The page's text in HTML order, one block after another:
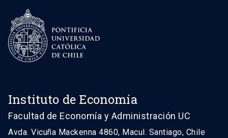
Instituto de Economía
Facultad de Economía y Administración UC
Avda. Vicuña Mackenna 4860, Macul. Santiago, Chile